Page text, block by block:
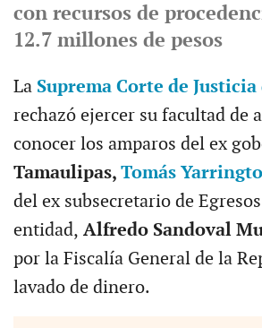
con recursos de
12.7 millones de pesos
La Suprema Corte de
rechazó ejercer su facultad de
conocer los amparos del ex
Tamaulipas, Tomás
del ex subsecretario de
entidad, Alfredo Sandoval
por la Fiscalía General de la
lavado de dinero.